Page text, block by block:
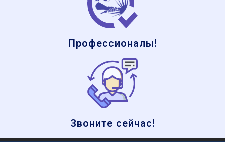
Профессионалы!
Звоните сейчас!